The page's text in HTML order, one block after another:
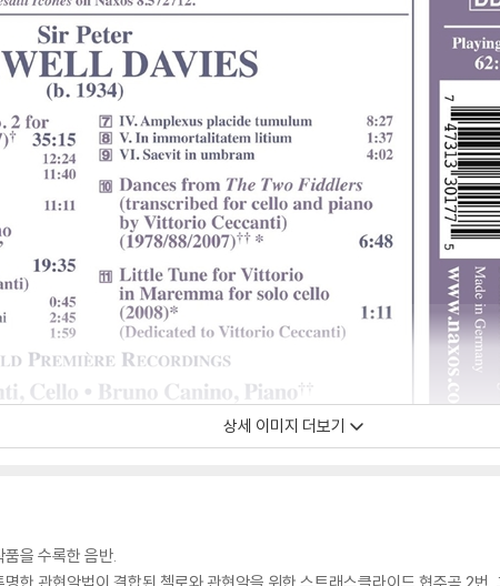
상세 이미지 더보기
을 수록한 음반.